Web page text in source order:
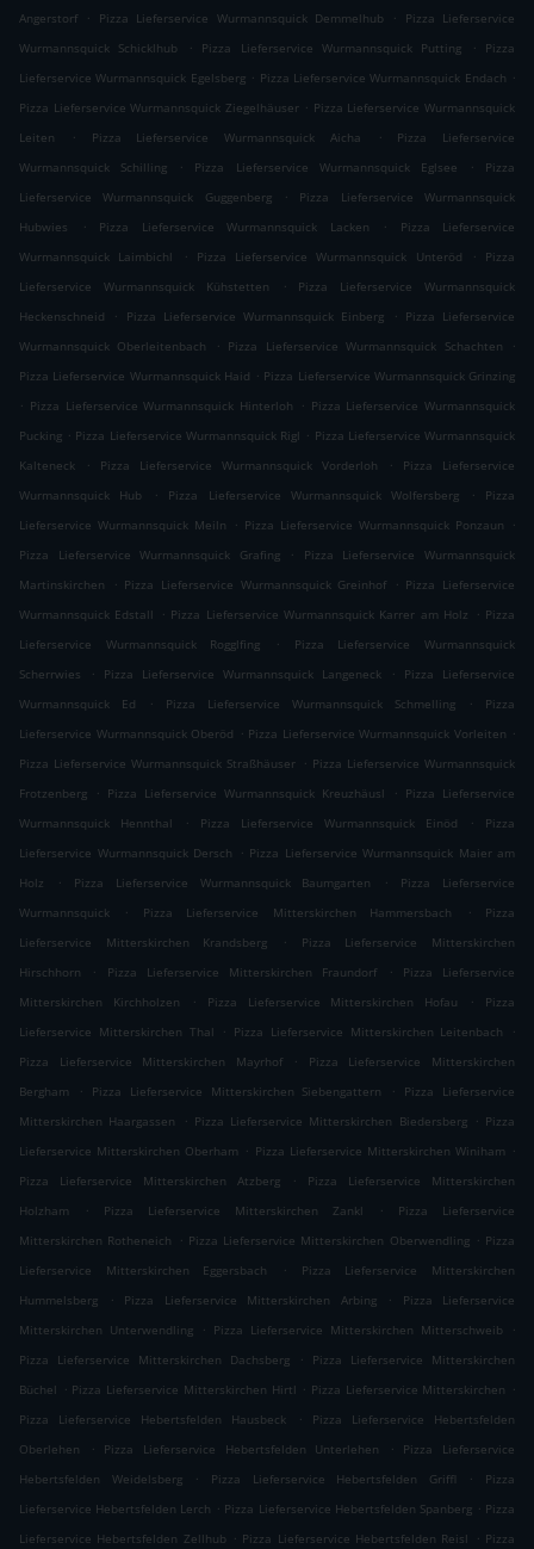
Angerstorf . Pizza Lieferservice Wurmannsquick Demmelhub .
Pizza Lieferservice
Wurmannsquick Schicklhub
. Pizza Lieferservice Wurmannsquick Putting .
Pizza
Lieferservice Wurmannsquick Egelsberg . Pizza Lieferservice Wurmannsquick Endach .
Pizza Lieferservice Wurmannsquick Ziegelhäuser . Pizza Lieferservice Wurmannsquick
Leiten
. Pizza Lieferservice Wurmannsquick Aicha .
Pizza Lieferservice
Wurmannsquick Schilling
. Pizza Lieferservice Wurmannsquick Eglsee .
Pizza
Lieferservice Wurmannsquick Guggenberg
.
Pizza Lieferservice Wurmannsquick
Hubwies
. Pizza Lieferservice Wurmannsquick Lacken .
Pizza Lieferservice
Wurmannsquick Laimbichl
. Pizza Lieferservice Wurmannsquick Unteröd .
Pizza
Lieferservice Wurmannsquick Kühstetten
.
Pizza Lieferservice Wurmannsquick
Heckenschneid
. Pizza Lieferservice Wurmannsquick Einberg . Pizza Lieferservice
Wurmannsquick Oberleitenbach
. Pizza Lieferservice Wurmannsquick Schachten
.
Pizza Lieferservice Wurmannsquick Haid . Pizza Lieferservice Wurmannsquick Grinzing
. Pizza Lieferservice Wurmannsquick Hinterloh . Pizza Lieferservice Wurmannsquick
Pucking . Pizza Lieferservice Wurmannsquick Rigl . Pizza Lieferservice Wurmannsquick
Kalteneck
. Pizza Lieferservice Wurmannsquick Vorderloh .
Pizza Lieferservice
Wurmannsquick Hub
. Pizza Lieferservice Wurmannsquick Wolfersberg .
Pizza
Lieferservice Wurmannsquick Meiln
. Pizza Lieferservice Wurmannsquick Ponzaun
.
Pizza Lieferservice Wurmannsquick Grafing
.
Pizza Lieferservice Wurmannsquick
Martinskirchen
. Pizza Lieferservice Wurmannsquick Greinhof . Pizza Lieferservice
Wurmannsquick Edstall
. Pizza Lieferservice Wurmannsquick Karrer am Holz . Pizza
Lieferservice Wurmannsquick Rogglfing
.
Pizza Lieferservice Wurmannsquick
Scherrwies
. Pizza Lieferservice Wurmannsquick Langeneck .
Pizza Lieferservice
Wurmannsquick Ed
. Pizza Lieferservice Wurmannsquick Schmelling .
Pizza
Lieferservice Wurmannsquick Oberöd . Pizza Lieferservice Wurmannsquick Vorleiten .
Pizza Lieferservice Wurmannsquick Straßhäuser . Pizza Lieferservice Wurmannsquick
Frotzenberg
. Pizza Lieferservice Wurmannsquick Kreuzhäusl . Pizza Lieferservice
Wurmannsquick Hennthal
. Pizza Lieferservice Wurmannsquick Einöd .
Pizza
Lieferservice Wurmannsquick Dersch
. Pizza Lieferservice Wurmannsquick Maier am
Holz
. Pizza Lieferservice Wurmannsquick Baumgarten .
Pizza Lieferservice
Wurmannsquick
. Pizza Lieferservice Mitterskirchen Hammersbach .
Pizza
Lieferservice Mitterskirchen Krandsberg
.
Pizza Lieferservice Mitterskirchen
Hirschhorn
. Pizza Lieferservice Mitterskirchen Fraundorf .
Pizza Lieferservice
Mitterskirchen Kirchholzen
. Pizza Lieferservice Mitterskirchen Hofau .
Pizza
Lieferservice Mitterskirchen Thal
. Pizza Lieferservice Mitterskirchen Leitenbach
.
Pizza Lieferservice Mitterskirchen Mayrhof
.
Pizza Lieferservice Mitterskirchen
Bergham
. Pizza Lieferservice Mitterskirchen Siebengattern .
Pizza Lieferservice
Mitterskirchen Haargassen
. Pizza Lieferservice Mitterskirchen Biedersberg . Pizza
Lieferservice Mitterskirchen Oberham . Pizza Lieferservice Mitterskirchen Winiham .
Pizza Lieferservice Mitterskirchen Atzberg
.
Pizza Lieferservice Mitterskirchen
Holzham
. Pizza Lieferservice Mitterskirchen Zankl .
Pizza Lieferservice
Mitterskirchen Rotheneich
. Pizza Lieferservice Mitterskirchen Oberwendling . Pizza
Lieferservice Mitterskirchen Eggersbach
.
Pizza Lieferservice Mitterskirchen
Hummelsberg
. Pizza Lieferservice Mitterskirchen Arbing .
Pizza Lieferservice
Mitterskirchen Unterwendling
. Pizza Lieferservice Mitterskirchen Mitterschweib
.
Pizza Lieferservice Mitterskirchen Dachsberg
.
Pizza Lieferservice Mitterskirchen
Büchel . Pizza Lieferservice Mitterskirchen Hirtl . Pizza Lieferservice Mitterskirchen .
Pizza Lieferservice Hebertsfelden Hausbeck
.
Pizza Lieferservice Hebertsfelden
Oberlehen
. Pizza Lieferservice Hebertsfelden Unterlehen .
Pizza Lieferservice
Hebertsfelden Weidelsberg
. Pizza Lieferservice Hebertsfelden Griffl .
Pizza
Lieferservice Hebertsfelden Lerch . Pizza Lieferservice Hebertsfelden Spanberg . Pizza
Lieferservice Hebertsfelden Zellhub . Pizza Lieferservice Hebertsfelden Reisl . Pizza